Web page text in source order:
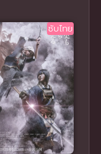
ซับไทย